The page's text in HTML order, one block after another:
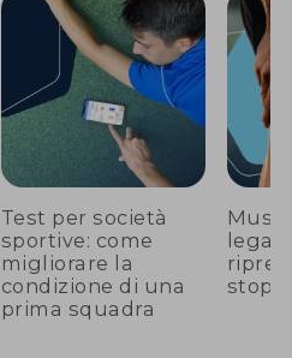
Test per società
sportive: come
migliorare la
condizione di una
prima squadra
stop